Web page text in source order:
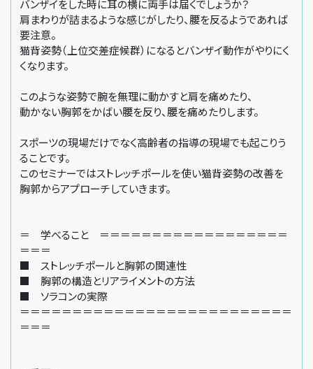
バンザイをした時に耳の横に両手は届くでしょうか？
肩まわりが詰まるような感じがしたり、腰を反るようであれば
要注意。
猫背姿勢（上位交差症候群）になるとバンザイ動作がやりにく
くなります。
このような姿勢で腕を無理に動かすと肩を痛めたり、
動かない胸郭をかばい腰を反り、腰を痛めたりします。
スポーツの現場だけでなく高齢者の指導の現場でも起こりう
ることです。
このセミナーではストレッチポールを使い猫背姿勢の改善を
胸郭からアプローチしていきます。
＝ 学べること ＝＝＝＝＝＝＝＝＝＝＝＝＝＝＝＝＝＝
＝＝＝
■ ストレッチポールと胸郭の関連性
■ 胸郭の構造とリアライメントの方法
■ ソラコンの実際
＝＝＝＝＝＝＝＝＝＝＝＝＝＝＝＝＝＝＝＝＝＝＝＝＝＝
＝＝＝